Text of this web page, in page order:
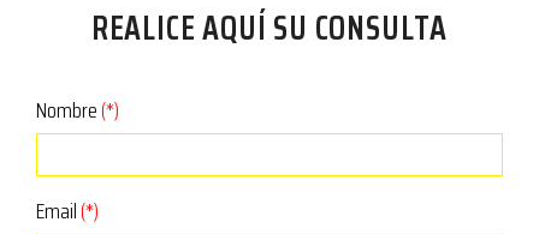
REALICE AQUÍ SU CONSULTA
Nombre(*)
Email(*)